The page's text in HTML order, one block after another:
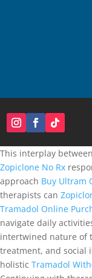
This interplay
Zopiclone No Rx
approach Buy Ultram
therapists can
Tramadol Online
navigate daily
intertwined nature of
treatment, and social
holistic Tramadol